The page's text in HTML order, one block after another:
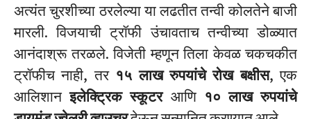
अत्यंत चुरशीच्या ठरलेल्या या लढतीत तन्वी कोलतेने बाजी
मारली. विजयाची ट्रॉफी उंचावताच तन्वीच्या डोळ्यात
आनंदाश्रू तरळले. विजेती म्हणून तिला केवळ चकचकीत
ट्रॉफीच नाही, तर १५ लाख रुपयांचे रोख बक्षीस, एक
आलिशानइलेक्ट्रिक स्कूटरआणि १० लाख रुपयांचे